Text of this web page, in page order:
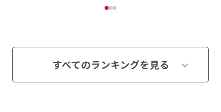
すべてのランキングを見る